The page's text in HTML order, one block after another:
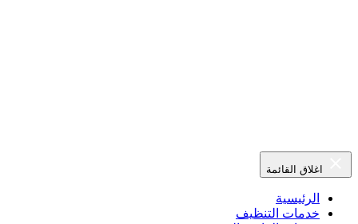
اغلاق القائمة
الرئيسية
خدمات التنظيف